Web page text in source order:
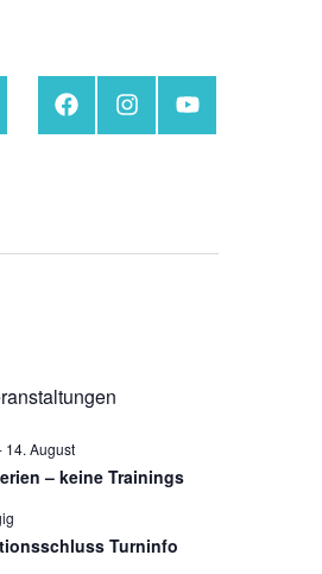
FacebookInstagramYouTube
14. August
– keine Trainings
Turninfo